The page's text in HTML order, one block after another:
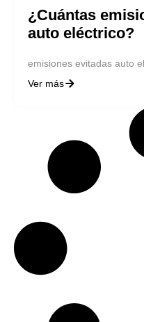
¿Cuántas
auto eléctrico?
emisiones evitadas auto
Ver más